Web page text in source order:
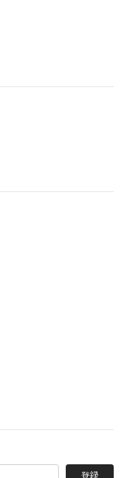
登録